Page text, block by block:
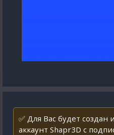
✅ Для Вас будет
аккаунт Shapr3D с